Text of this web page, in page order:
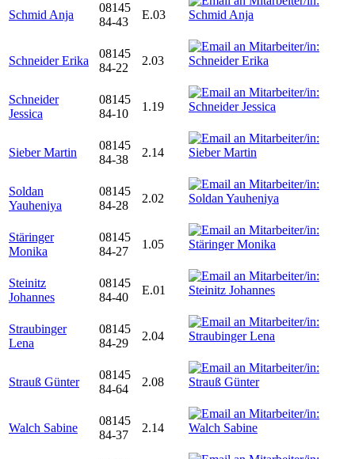
Schmid Anja
08145
84-43
E.03
Schneider Erika
08145
84-22
2.03
Schneider
Jessica
08145
84-10
1.19
Sieber Martin
08145
84-38
2.14
Soldan
Yauheniya
08145
84-28
2.02
Stäringer
Monika
08145
84-27
1.05
Steinitz
Johannes
08145
84-40
E.01
Straubinger
Lena
08145
84-29
2.04
Strauß Günter
08145
84-64
2.08
Walch Sabine
08145
84-37
2.14